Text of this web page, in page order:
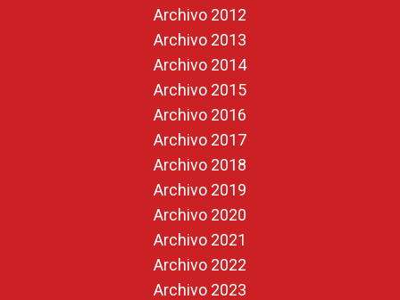
Archivo 2012
Archivo 2013
Archivo 2014
Archivo 2015
Archivo 2016
Archivo 2017
Archivo 2018
Archivo 2019
Archivo 2020
Archivo 2021
Archivo 2022
Archivo 2023